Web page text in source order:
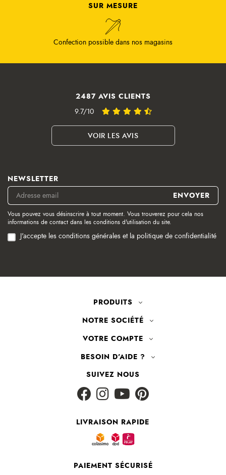
SUR MESURE
Confection possible dans nos magasins
2487 AVIS CLIENTS
9.7/10
VOIR LES AVIS
NEWSLETTER
Vous pouvez vous désinscrire à tout moment. Vous trouverez pour cela nos
informations de contact dans les conditions d'utilisation du site.
J'accepte les conditions générales et la politique de confidentialité
PRODUITS
NOTRE SOCIÉTÉ
VOTRE COMPTE
BESOIN D'AIDE ?
SUIVEZ NOUS
LIVRAISON RAPIDE
PAIEMENT SÉCURISÉ